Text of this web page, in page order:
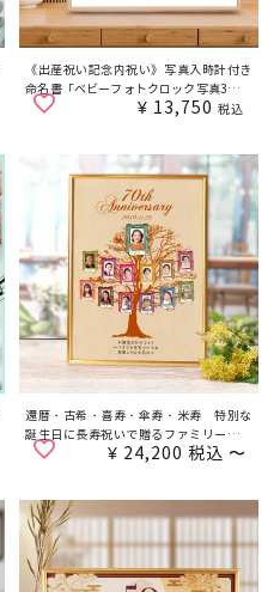
《出産祝い記念内祝い》写真入時計付き
命名書「ベビーフォトクロック写真3枚タ
イプ（ナチュラル）」
¥ 13,750 税込
還暦・古希・喜寿・傘寿・米寿 特別な
誕生日に長寿祝いで贈るファミリーツリ
ー／家系図
¥ 24,200 税込 〜